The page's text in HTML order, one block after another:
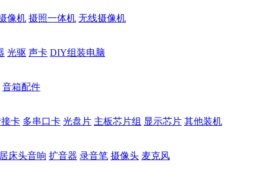
像机 摄照一体机 无线摄像机
光驱 声卡 DIY组装电脑
音箱配件
卡 多串口卡 光盘片 主板芯片组 显示芯片 其他装机
床头音响 扩音器 录音笔 摄像头 麦克风